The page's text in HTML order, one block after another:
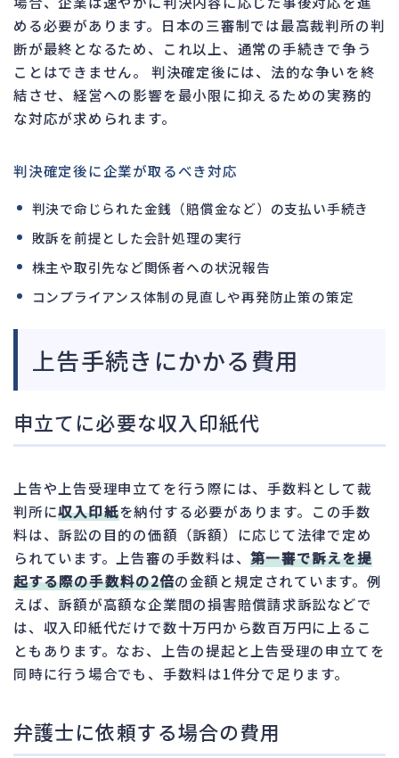
める必要があります。日本の三審制では最高裁判所の判
断が最終となるため、これ以上、通常の手続きで争う
ことはできません。 判決確定後には、法的な争いを終
結させ、経営への影響を最小限に抑えるための実務的
な対応が求められます。
判決確定後に企業が取るべき対応
判決で命じられた金銭（賠償金など）の支払い手続き
敗訴を前提とした会計処理の実行
株主や取引先など関係者への状況報告
コンプライアンス体制の見直しや再発防止策の策定
上告手続きにかかる費用
申立てに必要な収入印紙代
上告や上告受理申立てを行う際には、手数料として裁
判所に収入印紙を納付する必要があります。この手数
料は、訴訟の目的の価額（訴額）に応じて法律で定め
られています。上告審の手数料は、第一審で訴えを提
起する際の手数料の2倍の金額と規定されています。例
えば、訴額が高額な企業間の損害賠償請求訴訟などで
は、収入印紙代だけで数十万円から数百万円に上るこ
ともあります。なお、上告の提起と上告受理の申立てを
同時に行う場合でも、手数料は1件分で足ります。
弁護士に依頼する場合の費用